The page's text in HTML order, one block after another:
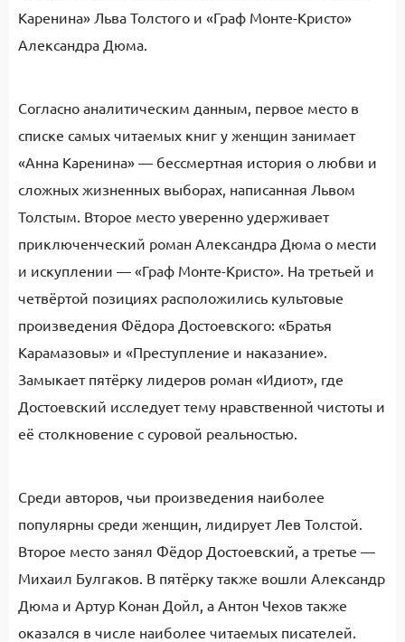
Каренина» Льва Толстого и «Граф Монте-Кристо»
Александра Дюма.
Согласно аналитическим данным, первое место в
списке самых читаемых книг у женщин занимает
«Анна Каренина» — бессмертная история о любви и
сложных жизненных выборах, написанная Львом
Толстым. Второе место уверенно удерживает
приключенческий роман Александра Дюма о мести
и искуплении — «Граф Монте-Кристо». На третьей и
четвёртой позициях расположились культовые
произведения Фёдора Достоевского: «Братья
Карамазовы» и «Преступление и наказание».
Замыкает пятёрку лидеров роман «Идиот», где
Достоевский исследует тему нравственной чистоты и
её столкновение с суровой реальностью.
Среди авторов, чьи произведения наиболее
популярны среди женщин, лидирует Лев Толстой.
Второе место занял Фёдор Достоевский, а третье —
Михаил Булгаков. В пятёрку также вошли Александр
Дюма и Артур Конан Дойл, а Антон Чехов также
оказался в числе наиболее читаемых писателей.